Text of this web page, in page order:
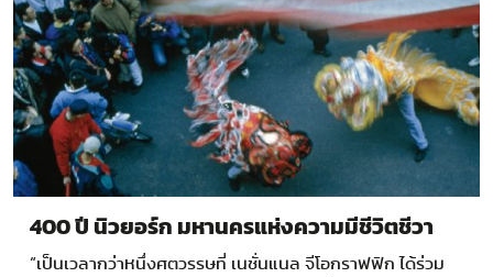
400 ปี นิวยอร์ก มหานครแห่งความมีชีวิตชีวา
“เป็นเวลากว่าหนึ่งศตวรรษที่ เนชั่นแนล จีโอกราฟฟิก ได้ร่วม